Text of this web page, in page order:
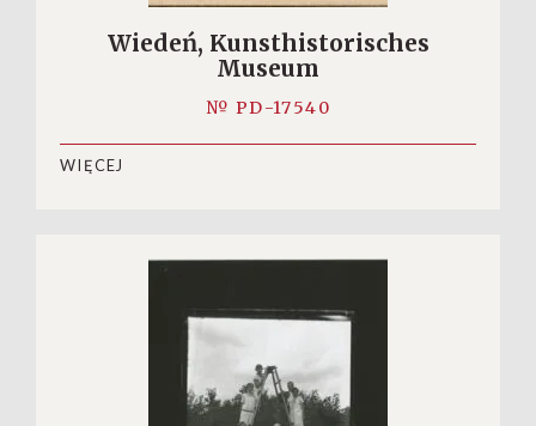
Wiedeń, Kunsthistorisches
Museum
№ PD-17540
WIĘCEJ